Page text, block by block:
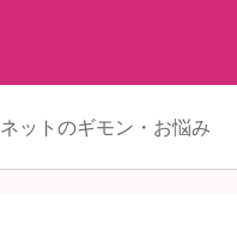
ネットのギモン・お悩み